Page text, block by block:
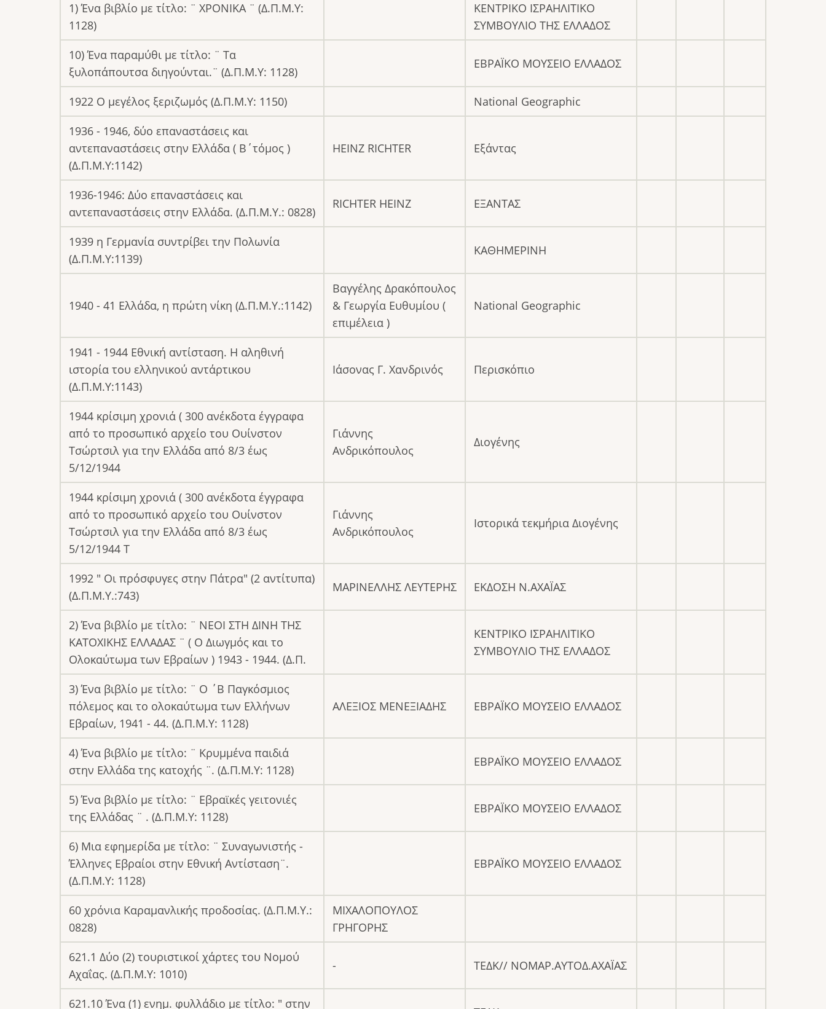
1) Ένα βιβλίο με τίτλο: ¨ ΧΡΟΝΙΚΑ ¨ (Δ.Π.Μ.Υ:
1128)
ΚΕΝΤΡΙΚΟ ΙΣΡΑΗΛΙΤΙΚΟ
ΣΥΜΒΟΥΛΙΟ ΤΗΣ ΕΛΛΑΔΟΣ
10) Ένα παραμύθι με τίτλο: ¨ Τα
ξυλοπάπουτσα διηγούνται.¨ (Δ.Π.Μ.Υ: 1128)
ΕΒΡΑΪΚΟ ΜΟΥΣΕΙΟ ΕΛΛΑΔΟΣ
1922 Ο μεγέλος ξεριζωμός (Δ.Π.Μ.Υ: 1150)
National Geographic
1936 - 1946, δύο επαναστάσεις και
αντεπαναστάσεις στην Ελλάδα ( Β΄τόμος )
(Δ.Π.Μ.Υ:1142)
HEINZ RICHTER Εξάντας
1936-1946: Δύο επαναστάσεις και
αντεπαναστάσεις στην Ελλάδα. (Δ.Π.Μ.Υ.: 0828)
RICHTER HEINZ ΕΞΑΝΤΑΣ
1939 η Γερμανία συντρίβει την Πολωνία
(Δ.Π.Μ.Υ:1139)
ΚΑΘΗΜΕΡΙΝΗ
1940 - 41 Ελλάδα, η πρώτη νίκη (Δ.Π.Μ.Υ.:1142)
Βαγγέλης Δρακόπουλος
& Γεωργία Ευθυμίου (
επιμέλεια )
National Geographic
1941 - 1944 Εθνική αντίσταση. Η αληθινή
ιστορία του ελληνικού αντάρτικου
(Δ.Π.Μ.Υ:1143)
Ιάσονας Γ. Χανδρινός Περισκόπιο
1944 κρίσιμη χρονιά ( 300 ανέκδοτα έγγραφα
από το προσωπικό αρχείο του Ουίνστον
Τσώρτσιλ για την Ελλάδα από 8/3 έως
5/12/1944
Γιάννης
Ανδρικόπουλος
Διογένης
1944 κρίσιμη χρονιά ( 300 ανέκδοτα έγγραφα
από το προσωπικό αρχείο του Ουίνστον
Τσώρτσιλ για την Ελλάδα από 8/3 έως
5/12/1944 Τ
Γιάννης
Ανδρικόπουλος
Ιστορικά τεκμήρια Διογένης
1992 " Οι πρόσφυγες στην Πάτρα" (2 αντίτυπα)
(Δ.Π.Μ.Υ.:743)
ΜΑΡΙΝΕΛΛΗΣ ΛΕΥΤΕΡΗΣ ΕΚΔΟΣΗ Ν.ΑΧΑΪΑΣ
2) Ένα βιβλίο με τίτλο: ¨ ΝΕΟΙ ΣΤΗ ΔΙΝΗ ΤΗΣ
ΚΑΤΟΧΙΚΗΣ ΕΛΛΑΔΑΣ ¨ ( Ο Διωγμός και το
Ολοκαύτωμα των Εβραίων ) 1943 - 1944. (Δ.Π.
ΚΕΝΤΡΙΚΟ ΙΣΡΑΗΛΙΤΙΚΟ
ΣΥΜΒΟΥΛΙΟ ΤΗΣ ΕΛΛΑΔΟΣ
3) Ένα βιβλίο με τίτλο: ¨ Ο ΄Β Παγκόσμιος
πόλεμος και το ολοκαύτωμα των Ελλήνων
Εβραίων, 1941 - 44. (Δ.Π.Μ.Υ: 1128)
ΑΛΕΞΙΟΣ ΜΕΝΕΞΙΑΔΗΣ ΕΒΡΑΪΚΟ ΜΟΥΣΕΙΟ ΕΛΛΑΔΟΣ
4) Ένα βιβλίο με τίτλο: ¨ Κρυμμένα παιδιά
στην Ελλάδα της κατοχής ¨. (Δ.Π.Μ.Υ: 1128)
ΕΒΡΑΪΚΟ ΜΟΥΣΕΙΟ ΕΛΛΑΔΟΣ
5) Ένα βιβλίο με τίτλο: ¨ Εβραϊκές γειτονιές
της Ελλάδας ¨ . (Δ.Π.Μ.Υ: 1128)
ΕΒΡΑΪΚΟ ΜΟΥΣΕΙΟ ΕΛΛΑΔΟΣ
6) Μια εφημερίδα με τίτλο: ¨ Συναγωνιστής -
Έλληνες Εβραίοι στην Εθνική Αντίσταση¨.
(Δ.Π.Μ.Υ: 1128)
ΕΒΡΑΪΚΟ ΜΟΥΣΕΙΟ ΕΛΛΑΔΟΣ
60 χρόνια Καραμανλικής προδοσίας. (Δ.Π.Μ.Υ.:
0828)
ΜΙΧΑΛΟΠΟΥΛΟΣ
ΓΡΗΓΟΡΗΣ
621.1 Δύο (2) τουριστικοί χάρτες του Νομού
Αχαΐας. (Δ.Π.Μ.Υ: 1010)
- ΤΕΔΚ// ΝΟΜΑΡ.ΑΥΤΟΔ.ΑΧΑΪΑΣ
621.10 Ένα (1) ενημ. φυλλάδιο με τίτλο: " στην